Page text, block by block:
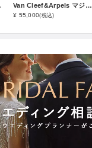
物） Van Cleef&Arpels マジックアルハンブラ４モチーフピアス（S-1レンタルコース）
¥ 55,000(税込)